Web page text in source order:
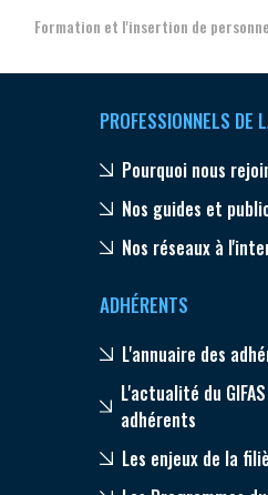
Formation et l'insertion de
PROFESSIONNELS DE
Pourquoi nous
Nos guides et
Nos réseaux à
ADHÉRENTS
L'annuaire des
L'actualité du
adhérents
Les enjeux de la